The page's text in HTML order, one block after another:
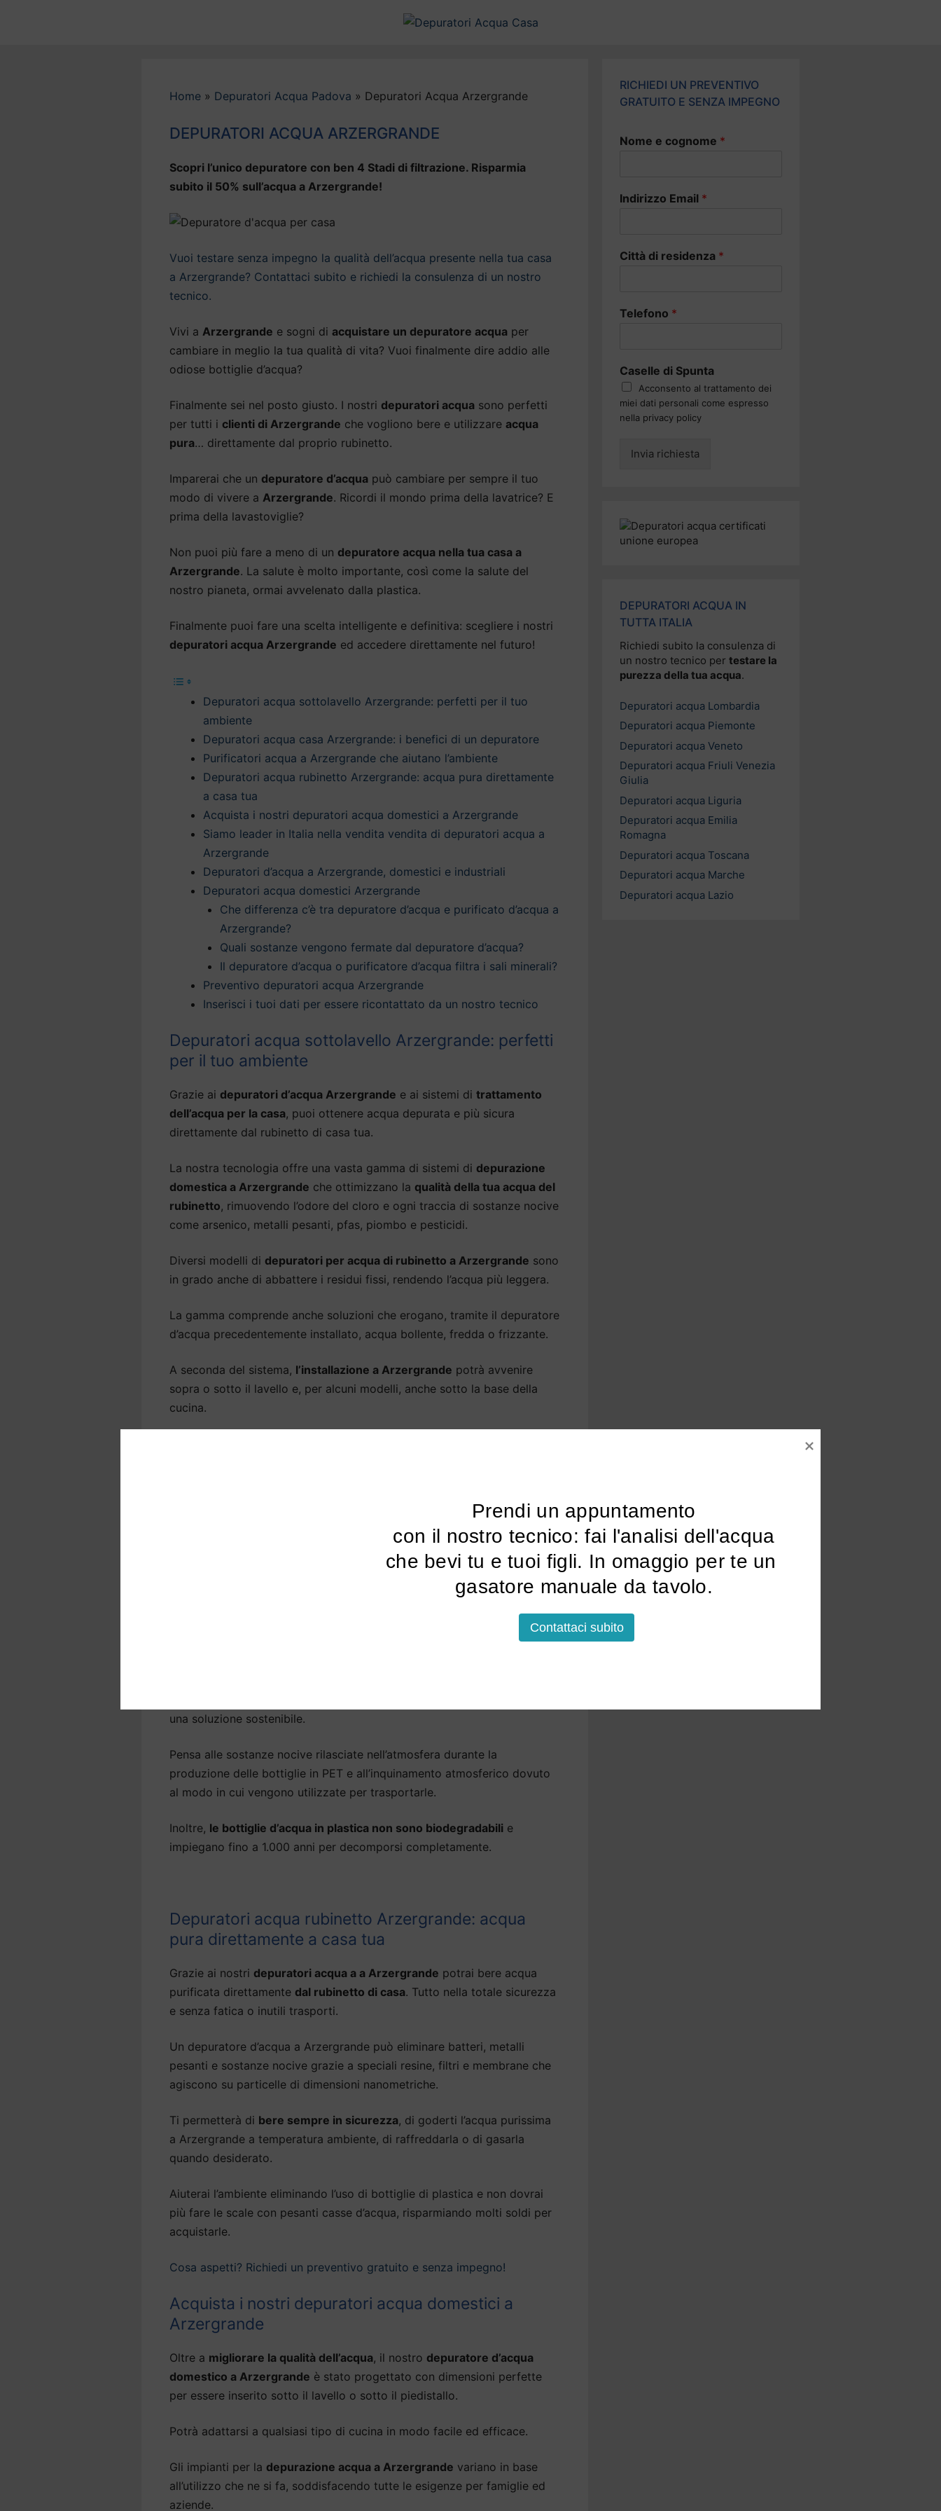
Home » Depuratori Acqua Padova » Depuratori Acqua Arzergrande
DEPURATORI ACQUA ARZERGRANDE
Scopri l’unico depuratore con ben 4 Stadi di filtrazione. Risparmia
subito il 50% sull’acqua a Arzergrande!
Vuoi testare senza impegno la qualità dell’acqua presente nella tua casa
a Arzergrande? Contattaci subito e richiedi la consulenza di un nostro
tecnico.
Vivi a Arzergrande e sogni di acquistare un depuratore acqua per
cambiare in meglio la tua qualità di vita? Vuoi finalmente dire addio alle
odiose bottiglie d’acqua?
Finalmente sei nel posto giusto. I nostri depuratori acqua sono perfetti
per tutti i clienti di Arzergrande che vogliono bere e utilizzare acqua
pura… direttamente dal proprio rubinetto.
Imparerai che un depuratore d’acqua può cambiare per sempre il tuo
modo di vivere a Arzergrande. Ricordi il mondo prima della lavatrice? E
prima della lavastoviglie?
Non puoi più fare a meno di un depuratore acqua nella tua casa a
Arzergrande. La salute è molto importante, così come la salute del
nostro pianeta, ormai avvelenato dalla plastica.
Finalmente puoi fare una scelta intelligente e definitiva: scegliere i nostri
depuratori acqua Arzergrande ed accedere direttamente nel futuro!
Depuratori acqua sottolavello Arzergrande: perfetti per il tuo
ambiente
Depuratori acqua casa Arzergrande: i benefici di un depuratore
Purificatori acqua a Arzergrande che aiutano l’ambiente
Depuratori acqua rubinetto Arzergrande: acqua pura direttamente
a casa tua
Acquista i nostri depuratori acqua domestici a Arzergrande
Siamo leader in Italia nella vendita vendita di depuratori acqua a
Arzergrande
Depuratori d’acqua a Arzergrande, domestici e industriali
Depuratori acqua domestici Arzergrande
Che differenza c’è tra depuratore d’acqua e purificato d’acqua a
Arzergrande?
Quali sostanze vengono fermate dal depuratore d’acqua?
Il depuratore d’acqua o purificatore d’acqua filtra i sali minerali?
Preventivo depuratori acqua Arzergrande
Inserisci i tuoi dati per essere ricontattato da un nostro tecnico
Depuratori acqua sottolavello Arzergrande: perfetti
per il tuo ambiente
Grazie ai depuratori d’acqua Arzergrande e ai sistemi di trattamento
dell’acqua per la casa, puoi ottenere acqua depurata e più sicura
direttamente dal rubinetto di casa tua.
La nostra tecnologia offre una vasta gamma di sistemi di depurazione
domestica a Arzergrande che ottimizzano la qualità della tua acqua del
rubinetto, rimuovendo l’odore del cloro e ogni traccia di sostanze nocive
come arsenico, metalli pesanti, pfas, piombo e pesticidi.
Diversi modelli di depuratori per acqua di rubinetto a Arzergrande sono
in grado anche di abbattere i residui fissi, rendendo l’acqua più leggera.
La gamma comprende anche soluzioni che erogano, tramite il depuratore
d’acqua precedentemente installato, acqua bollente, fredda o frizzante.
A seconda del sistema, l’installazione a Arzergrande potrà avvenire
sopra o sotto il lavello e, per alcuni modelli, anche sotto la base della
cucina.
Eliminiamo il cloro per riportare l’acqua alle sue qualità naturali,
riduciamo i residui per rendere l’acqua più leggera, eliminiamo eventuali
batteri e sostanze nocive per garantire la massima sicurezza.
una soluzione sostenibile.
Pensa alle sostanze nocive rilasciate nell’atmosfera durante la
produzione delle bottiglie in PET e all’inquinamento atmosferico dovuto
al modo in cui vengono utilizzate per trasportarle.
Inoltre, le bottiglie d’acqua in plastica non sono biodegradabili e
impiegano fino a 1.000 anni per decomporsi completamente.
Depuratori acqua rubinetto Arzergrande: acqua
pura direttamente a casa tua
Grazie ai nostri depuratori acqua a a Arzergrande potrai bere acqua
purificata direttamente dal rubinetto di casa. Tutto nella totale sicurezza
e senza fatica o inutili trasporti.
Un depuratore d’acqua a Arzergrande può eliminare batteri, metalli
pesanti e sostanze nocive grazie a speciali resine, filtri e membrane che
agiscono su particelle di dimensioni nanometriche.
Ti permetterà di bere sempre in sicurezza, di goderti l’acqua purissima
a Arzergrande a temperatura ambiente, di raffreddarla o di gasarla
quando desiderato.
Aiuterai l’ambiente eliminando l’uso di bottiglie di plastica e non dovrai
più fare le scale con pesanti casse d’acqua, risparmiando molti soldi per
acquistarle.
Cosa aspetti? Richiedi un preventivo gratuito e senza impegno!
Acquista i nostri depuratori acqua domestici a
Arzergrande
Oltre a migliorare la qualità dell’acqua, il nostro depuratore d’acqua
domestico a Arzergrande è stato progettato con dimensioni perfette
per essere inserito sotto il lavello o sotto il piedistallo.
Potrà adattarsi a qualsiasi tipo di cucina in modo facile ed efficace.
Gli impianti per la depurazione acqua a Arzergrande variano in base
all’utilizzo che ne si fa, soddisfacendo tutte le esigenze per famiglie ed
aziende.
RICHIEDI UN PREVENTIVO
GRATUITO E SENZA IMPEGNO
Nome e cognome *
Indirizzo Email *
Città di residenza *
Telefono *
Caselle di Spunta
Acconsento al trattamento dei
miei dati personali come espresso
nella privacy policy
Invia richiesta
DEPURATORI ACQUA IN
TUTTA ITALIA
Richiedi subito la consulenza di
un nostro tecnico per testare la
purezza della tua acqua.
Depuratori acqua Lombardia
Depuratori acqua Piemonte
Depuratori acqua Veneto
Depuratori acqua Friuli Venezia
Giulia
Depuratori acqua Liguria
Depuratori acqua Emilia
Romagna
Depuratori acqua Toscana
Depuratori acqua Marche
Depuratori acqua Lazio
Prendi un appuntamento
che bevi tu e tuoi figli. In omaggio per te un
gasatore manuale da tavolo.
Contattaci subito